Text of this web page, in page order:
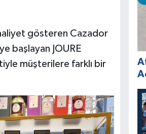
gösteren Cazador
başlayan JOURE
müşterilere farklı bir